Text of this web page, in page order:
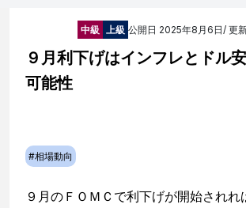
中級 上級 公開日 2025年8月6日/ 更
９月利下げはインフレとドル
可能性
#相場動向
９月のＦＯＭＣで利下げが開始されれ